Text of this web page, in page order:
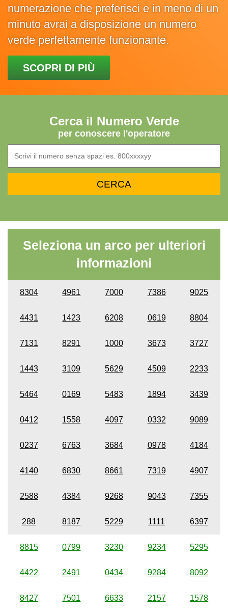
numerazione che preferisci e in meno di un
minuto avrai a disposizione un numero
verde perfettamente funzionante.
SCOPRI DI PIÙ
Cerca il Numero Verde
per conoscere l'operatore
Seleziona un arco per ulteriori
informazioni
8304 4961 7000 7386 9025
4431 1423 6208 0619 8804
7131 8291 1000 3673 3727
1443 3109 5629 4509 2233
5464 0169 5483 1894 3439
0412 1558 4097 0332 9089
0237 6763 3684 0978 4184
4140 6830 8661 7319 4907
2588 4384 9268 9043 7355
288 8187 5229 1111 6397
8815 0799 3230 9234 5295
4422 2491 0434 9284 8092
8427 7501 6633 2157 1578